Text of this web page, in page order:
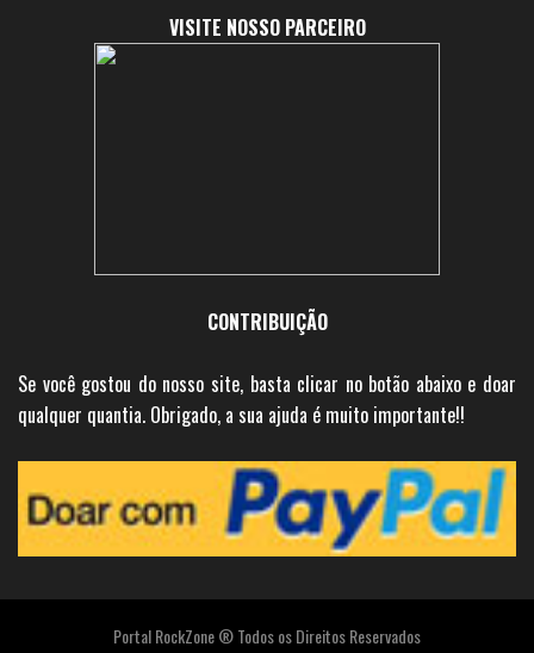
VISITE NOSSO PARCEIRO
CONTRIBUIÇÃO
Se você gostou do nosso site, basta clicar no botão abaixo e doar
qualquer quantia. Obrigado, a sua ajuda é muito importante!!
Portal RockZone ® Todos os Direitos Reservados